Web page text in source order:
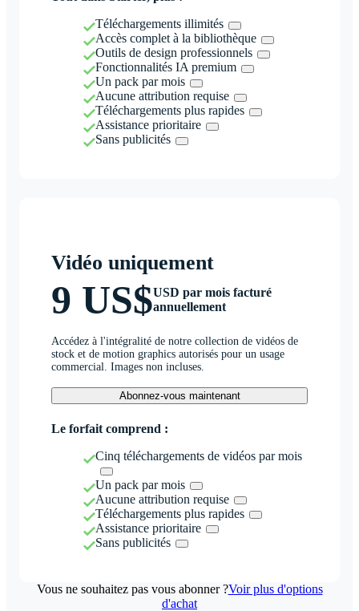
Téléchargements illimités
Accès complet à la bibliothèque
Outils de design professionnels
Fonctionnalités IA premium
Un pack par mois
Aucune attribution requise
Téléchargements plus rapides
Assistance prioritaire
Sans publicités
Vidéo uniquement
9 US$USD par mois facturé
annuellement
Accédez à l'intégralité de notre collection de vidéos de
stock et de motion graphics autorisés pour un usage
commercial. Images non incluses.
Abonnez-vous maintenant
Le forfait comprend :
Cinq téléchargements de vidéos par mois
Un pack par mois
Aucune attribution requise
Téléchargements plus rapides
Assistance prioritaire
Sans publicités
Vous ne souhaitez pas vous abonner ?Voir plus d'options
d'achat